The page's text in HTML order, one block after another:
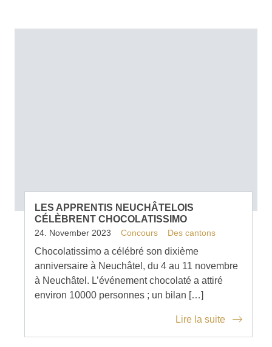
LES APPRENTIS NEUCHÂTELOIS
CÉLÈBRENT CHOCOLATISSIMO
24. November 2023 Concours Des cantons
Chocolatissimo a célébré son dixième
anniversaire à Neuchâtel, du 4 au 11 novembre
à Neuchâtel. L’événement chocolaté a attiré
environ 10000 personnes ; un bilan […]
Lire la suite